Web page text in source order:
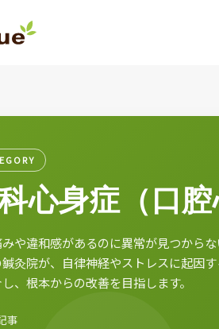
心身症（口腔
や違和感があるのに異常が見つから
灸院が、自律神経やストレスに起因
、根本からの改善を目指します。
事